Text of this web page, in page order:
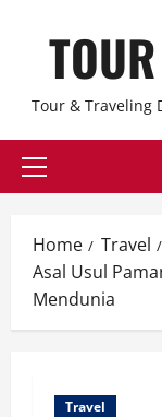
Tour & Traveling
Primary
Home
Travel
Asal Usul
Mendunia
Travel